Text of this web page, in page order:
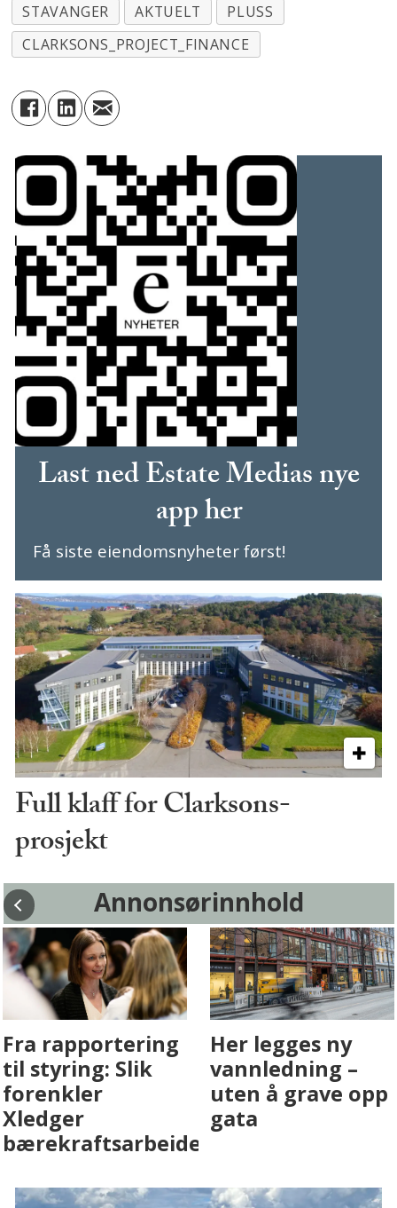
STAVANGER AKTUELT
PLUSS
CLARKSONS_PROJECT_FINANCE
Last ned Estate Medias nye
app her
Få siste eiendomsnyheter først!
Full klaff for Clarksons-
prosjekt
Annonsørinnhold
Fenistra endrer
eiendomsbransjen
med AI. Slik ser vi
på fremtiden
Det er i
Drammen det
skjer